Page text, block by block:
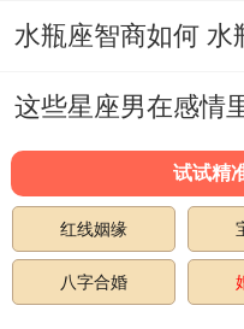
午休时分享的巧克
九月的结婚进行曲
金秋的射手简直像
参加朋友婚礼当伴
郎团里混着新娘的
水瓶座智商如何 水
试试精
红线姻缘
八字合婚